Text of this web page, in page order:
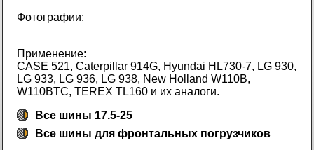
Фотографии:
Применение:
CASE 521, Caterpillar 914G, Hyundai HL730-7, LG 930,
LG 933, LG 936, LG 938, New Holland W110B,
W110BTC, TEREX TL160 и их аналоги.
Все шины 17.5-25
Все шины для фронтальных погрузчиков